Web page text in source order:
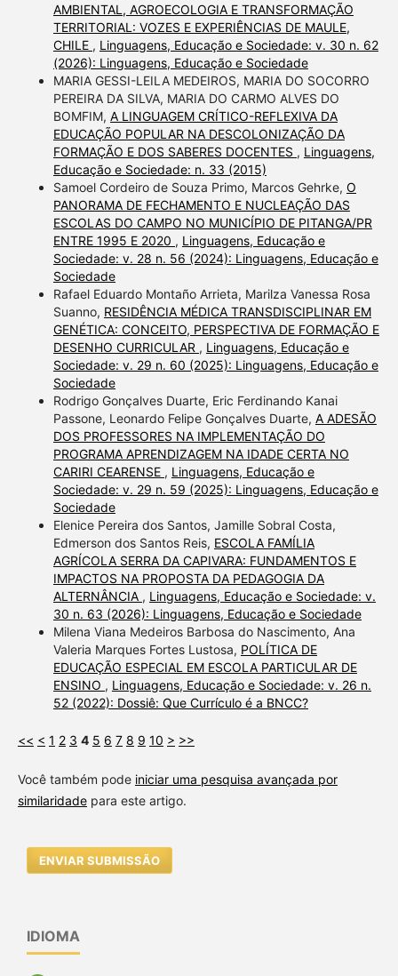
AMBIENTAL, AGROECOLOGIA E TRANSFORMAÇÃO
TERRITORIAL: VOZES E EXPERIÊNCIAS DE MAULE,
CHILE , Linguagens, Educação e Sociedade: v. 30 n. 62
(2026): Linguagens, Educação e Sociedade
MARIA GESSI-LEILA MEDEIROS, MARIA DO SOCORRO
PEREIRA DA SILVA, MARIA DO CARMO ALVES DO
BOMFIM, A LINGUAGEM CRÍTICO-REFLEXIVA DA
EDUCAÇÃO POPULAR NA DESCOLONIZAÇÃO DA
FORMAÇÃO E DOS SABERES DOCENTES , Linguagens,
Educação e Sociedade: n. 33 (2015)
Samoel Cordeiro de Souza Primo, Marcos Gehrke, O
PANORAMA DE FECHAMENTO E NUCLEAÇÃO DAS
ESCOLAS DO CAMPO NO MUNICÍPIO DE PITANGA/PR
ENTRE 1995 E 2020 , Linguagens, Educação e
Sociedade: v. 28 n. 56 (2024): Linguagens, Educação e
Sociedade
Rafael Eduardo Montaño Arrieta, Marilza Vanessa Rosa
Suanno, RESIDÊNCIA MÉDICA TRANSDISCIPLINAR EM
GENÉTICA: CONCEITO, PERSPECTIVA DE FORMAÇÃO E
DESENHO CURRICULAR , Linguagens, Educação e
Sociedade: v. 29 n. 60 (2025): Linguagens, Educação e
Sociedade
Rodrigo Gonçalves Duarte, Eric Ferdinando Kanai
Passone, Leonardo Felipe Gonçalves Duarte, A ADESÃO
DOS PROFESSORES NA IMPLEMENTAÇÃO DO
PROGRAMA APRENDIZAGEM NA IDADE CERTA NO
CARIRI CEARENSE , Linguagens, Educação e
Sociedade: v. 29 n. 59 (2025): Linguagens, Educação e
Sociedade
Elenice Pereira dos Santos, Jamille Sobral Costa,
Edmerson dos Santos Reis, ESCOLA FAMÍLIA
AGRÍCOLA SERRA DA CAPIVARA: FUNDAMENTOS E
IMPACTOS NA PROPOSTA DA PEDAGOGIA DA
ALTERNÂNCIA , Linguagens, Educação e Sociedade: v.
30 n. 63 (2026): Linguagens, Educação e Sociedade
Milena Viana Medeiros Barbosa do Nascimento, Ana
Valeria Marques Fortes Lustosa, POLÍTICA DE
EDUCAÇÃO ESPECIAL EM ESCOLA PARTICULAR DE
ENSINO , Linguagens, Educação e Sociedade: v. 26 n.
52 (2022): Dossiê: Que Currículo é a BNCC?
<< < 1 2 3 4 5 6 7 8 9 10 > >>
Você também pode iniciar uma pesquisa avançada por
similaridadepara este artigo.
ENVIAR SUBMISSÃO
IDIOMA